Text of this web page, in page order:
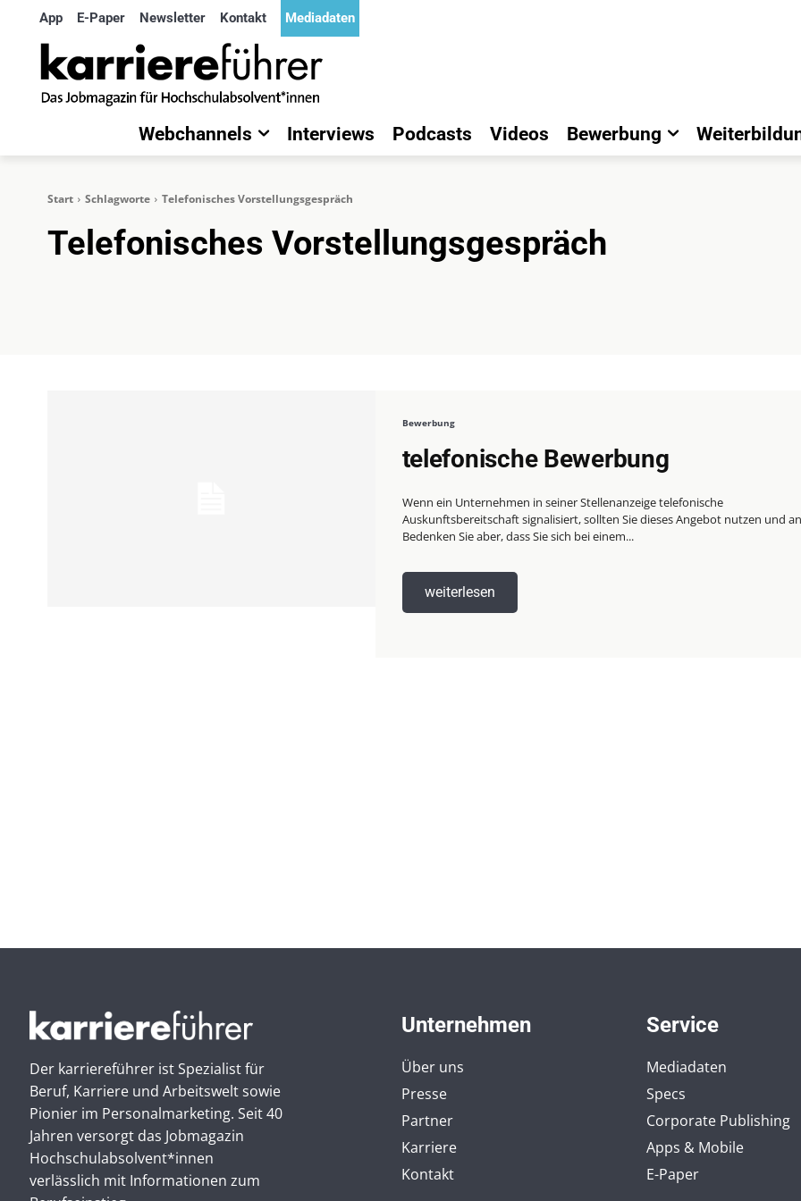
App E-Paper Newsletter Kontakt Mediadaten
Webchannels Interviews Podcasts Videos Bewerbung
Start Schlagworte Telefonisches Vorstellungsgespräch
Telefonisches Vorstellungsgespräch
Bewerbung
telefonische Bewerbung
Wenn ein Unternehmen in seiner Stellenanzeige telefonische
Auskunftsbereitschaft signalisiert, sollten Sie dieses Angebot nutzen und
Bedenken Sie aber, dass Sie sich bei einem...
weiterlesen
Der karriereführer ist Spezialist für
Beruf, Karriere und Arbeitswelt sowie
Pionier im Personal­marketing. Seit 40
Jahren versorgt das Jobmagazin
Hochschul­absolvent*innen
verlässlich mit Informationen zum
Unternehmen
Über uns
Presse
Partner
Karriere
Kontakt
Service
Mediadaten
Specs
Corporate Publishing
Apps & Mobile
E-Paper